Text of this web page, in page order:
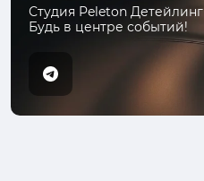
Студия Peleton Детейлинг
Будь в центре событий!